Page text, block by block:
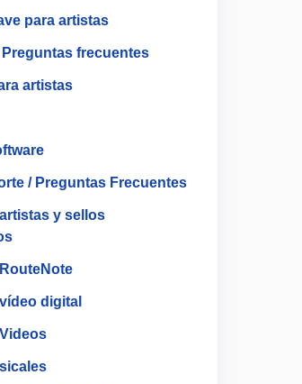
para artistas
frecuentes
artistas
/ Preguntas Frecuentes
y sellos
digital